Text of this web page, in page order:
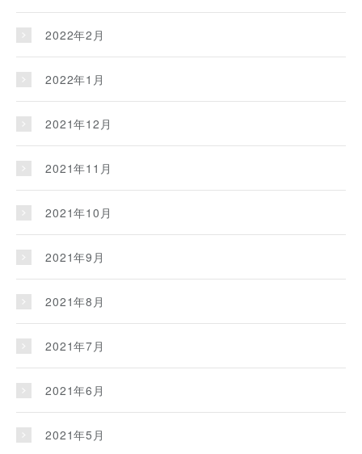
2022年2月
2022年1月
2021年12月
2021年11月
2021年10月
2021年9月
2021年8月
2021年7月
2021年6月
2021年5月